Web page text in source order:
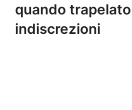
quando
indiscrezioni